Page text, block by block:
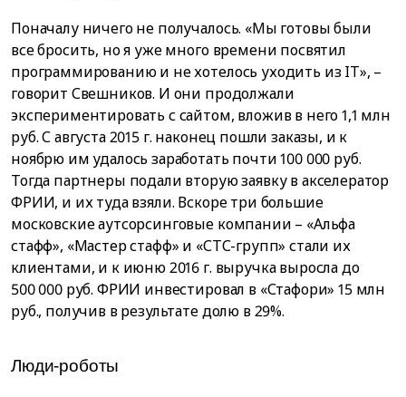
Поначалу ничего не получалось. «Мы готовы были
все бросить, но я уже много времени посвятил
программированию и не хотелось уходить из IT», –
говорит Свешников. И они продолжали
экспериментировать с сайтом, вложив в него 1,1 млн
руб. С августа 2015 г. наконец пошли заказы, и к
ноябрю им удалось заработать почти 100 000 руб.
Тогда партнеры подали вторую заявку в акселератор
ФРИИ, и их туда взяли. Вскоре три большие
московские аутсорсинговые компании – «Альфа
стафф», «Мастер стафф» и «СТС-групп» стали их
клиентами, и к июню 2016 г. выручка выросла до
500 000 руб. ФРИИ инвестировал в «Стафори» 15 млн
руб., получив в результате долю в 29%.
Люди-роботы